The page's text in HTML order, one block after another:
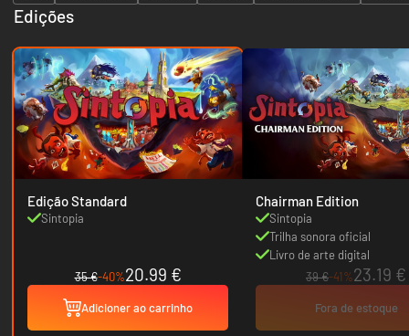
Edições
Edição Standard
Sintopia
35 €-40%20.99 €
Adicioner ao carrinho
Chairman Edition
Sintopia
Trilha sonora oficial
Livro de arte digital
39 €-41%23.19 €
Fora de estoque